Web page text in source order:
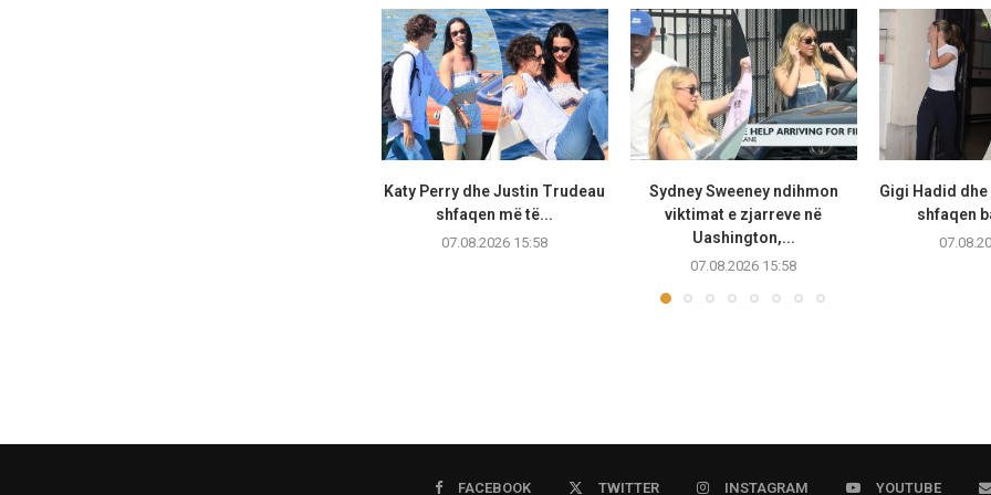
Katy Perry dhe Justin Trudeau
shfaqen më të...
07.08.2026 15:58
Sydney Sweeney ndihmon
viktimat e zjarreve në
Uashington,...
07.08.2026 15:58
Gigi Hadid
shfaqen
FACEBOOK TWITTER INSTAGRAM YOUTUBE